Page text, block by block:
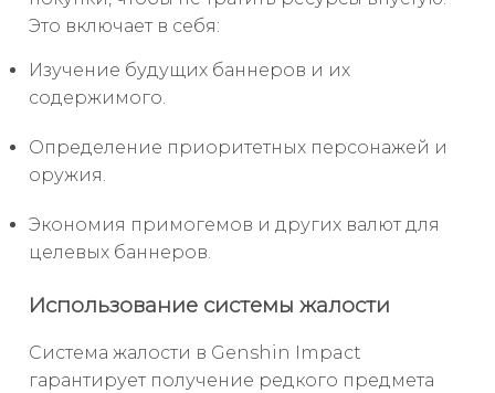
Это включает в себя:
Изучение будущих баннеров и их
содержимого.
Определение приоритетных персонажей и
оружия.
Экономия примогемов и других валют для
целевых баннеров.
Использование системы жалости
Система жалости в Genshin Impact
гарантирует получение редкого предмета